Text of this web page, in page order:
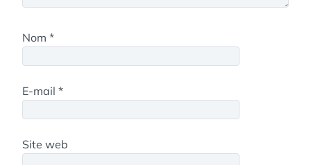
Nom *
E-mail *
Site web